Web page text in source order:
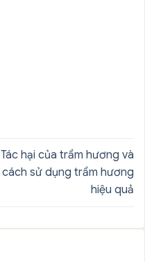
Tác hại của trầm hương và
cách sử dụng trầm hương
hiệu quả